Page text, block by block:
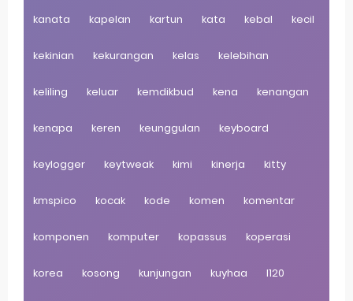
kanata kapelan kartun kata kebal kecil
kekinian kekurangan kelas kelebihan
keliling keluar kemdikbud kena kenangan
kenapa keren keunggulan keyboard
keylogger keytweak kimi kinerja kitty
kmspico kocak kode komen komentar
komponen komputer kopassus koperasi
korea kosong kunjungan kuyhaa l120